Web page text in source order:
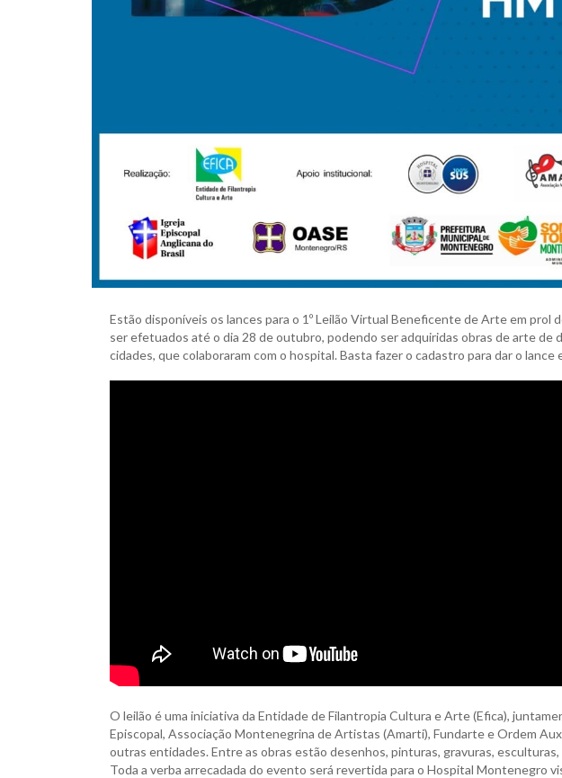
Estão disponíveis os lances para o 1º Leilão Virtual Beneficente de Arte em prol
ser efetuados até o dia 28 de outubro, podendo ser adquiridas obras de arte
cidades, que colaboraram com o hospital. Basta fazer o cadastro para dar o lance
O leilão é uma iniciativa da Entidade de Filantropia Cultura e Arte (Efica),
Episcopal, Associação Montenegrina de Artistas (Amarti), Fundarte e Ordem
outras entidades. Entre as obras estão desenhos, pinturas, gravuras,
Toda a verba arrecadada do evento será revertida para o Hospital Montenegro